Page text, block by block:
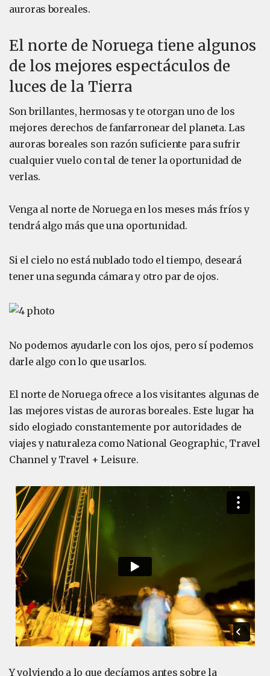
auroras boreales.
El norte de Noruega tiene algunos
de los mejores espectáculos de
luces de la Tierra
Son brillantes, hermosas y te otorgan uno de los
mejores derechos de fanfarronear del planeta. Las
auroras boreales son razón suficiente para sufrir
cualquier vuelo con tal de tener la oportunidad de
verlas.
Venga al norte de Noruega en los meses más fríos y
tendrá algo más que una oportunidad.
Si el cielo no está nublado todo el tiempo, deseará
tener una segunda cámara y otro par de ojos.
No podemos ayudarle con los ojos, pero sí podemos
darle algo con lo que usarlos.
El norte de Noruega ofrece a los visitantes algunas de
las mejores vistas de auroras boreales. Este lugar ha
sido elogiado constantemente por autoridades de
viajes y naturaleza como National Geographic, Travel
Channel y Travel + Leisure.
Y volviendo a lo que decíamos antes sobre la